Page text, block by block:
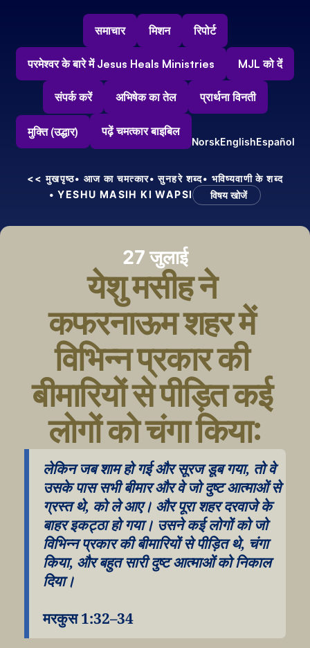
समाचार मिशन रिपोर्ट
परमेश्वर के बारे में Jesus Heals Ministries MJL को दें
संपर्क करें अभिषेक का तेल प्रार्थना विनती
मुक्ति (उद्धार) पढ़ें चमत्कार बाइबिल
NorskEnglishEspañol
<< मुखपृष्ठ• आज का चमत्कार• सुनहरे शब्द• भविष्यवाणी के शब्द
• YESHU MASIH KI WAPSI
विषय खोजें
27 जुलाई
येशु मसीह ने
कफरनाऊम शहर में
विभिन्न प्रकार की
बीमारियों से पीड़ित कई
लोगों को चंगा किया:
लेकिन जब शाम हो गई और सूरज डूब गया, तो वे
उसके पास सभी बीमार और वे जो दुष्ट आत्माओं से
ग्रस्त थे, को ले आए। और पूरा शहर दरवाजे के
बाहर इकट्ठा हो गया। उसने कई लोगों को जो
विभिन्न प्रकार की बीमारियों से पीड़ित थे, चंगा
किया, और बहुत सारी दुष्ट आत्माओं को निकाल
दिया।
मरकुस 1:32–34